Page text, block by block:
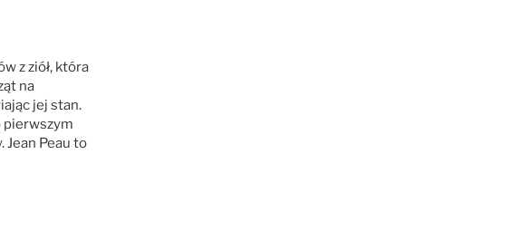
z ziół, która
na
jej stan.
pierwszym
Jean Peau to